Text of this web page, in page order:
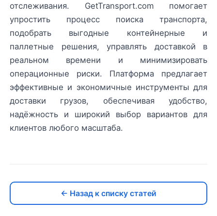
отслеживания. GetTransport.com помогает
упростить процесс поиска транспорта,
подобрать выгодные контейнерные и
паллетные решения, управлять доставкой в
реальном времени и минимизировать
операционные риски. Платформа предлагает
эффективные и экономичные инструменты для
доставки грузов, обеспечивая удобство,
надёжность и широкий выбор вариантов для
клиентов любого масштаба.
← Назад к списку статей